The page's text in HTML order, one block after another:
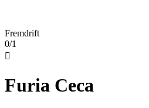
Fremdrift
0/1

Furia Ceca